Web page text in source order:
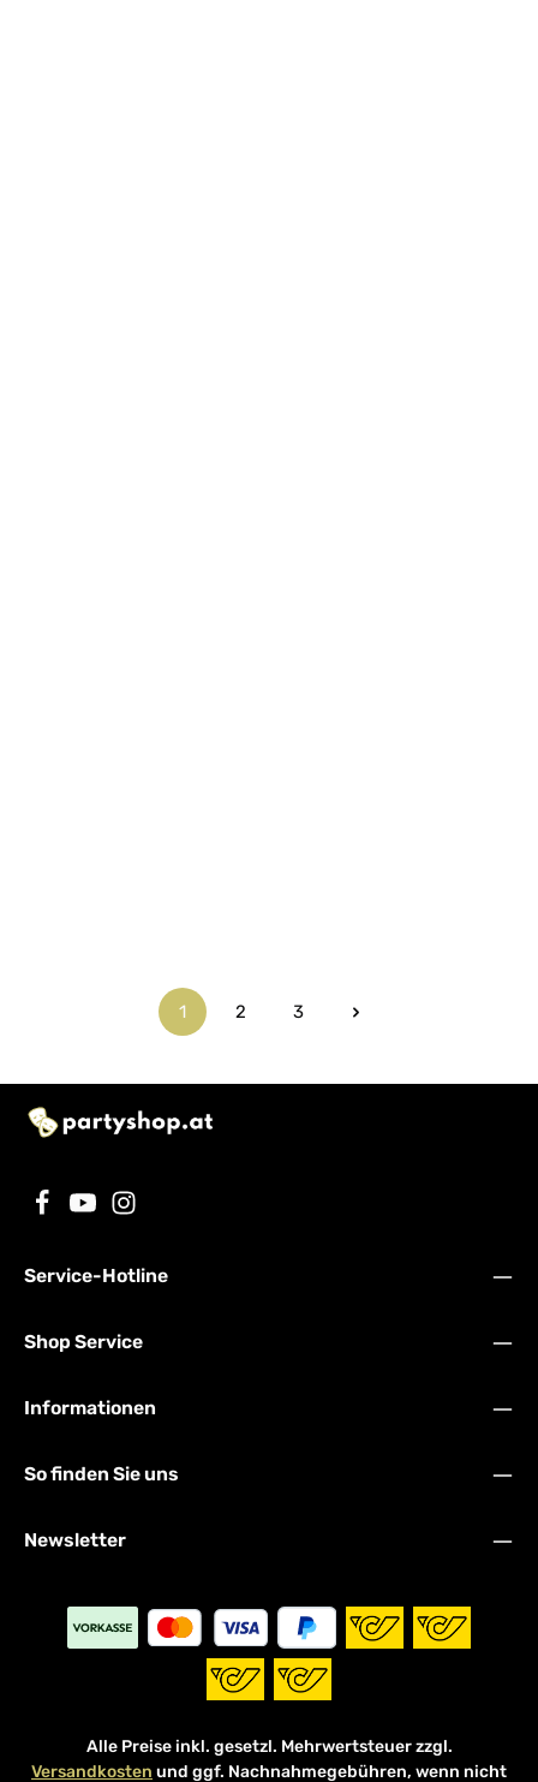
Seite
1
Seite
2
Seite
3
Service-Hotline
Shop Service
Informationen
So finden Sie uns
Newsletter
Alle Preise inkl. gesetzl. Mehrwertsteuer zzgl.
Versandkosten und ggf. Nachnahmegebühren, wenn nicht